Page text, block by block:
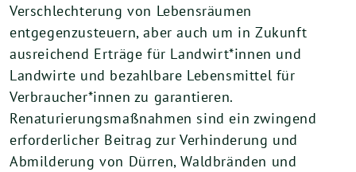
Verschlechterung von Lebensräumen
entgegenzusteuern, aber auch um in Zukunft
ausreichend Erträge für Landwirt*innen und
Landwirte und bezahlbare Lebensmittel für
Verbraucher*innen zu garantieren.
Renaturierungsmaßnahmen sind ein zwingend
erforderlicher Beitrag zur Verhinderung und
Abmilderung von Dürren, Waldbränden und